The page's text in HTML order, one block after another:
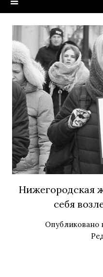
Нижегородская
себя
Опубликовано